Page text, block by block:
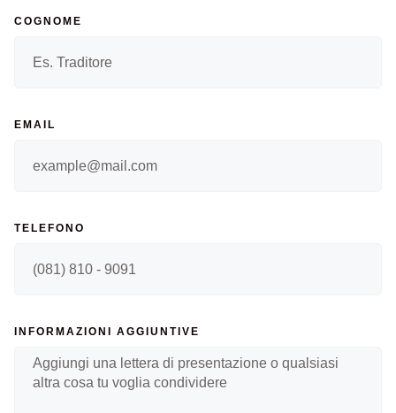
COGNOME
EMAIL
TELEFONO
INFORMAZIONI AGGIUNTIVE